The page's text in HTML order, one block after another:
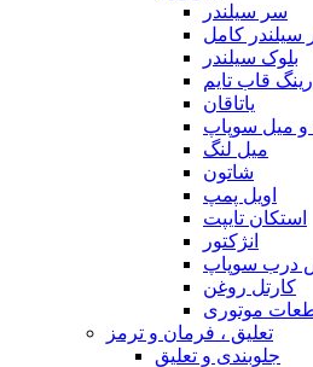
سر سیلندر
سیلندر کامل
بلوک سیلندر
قاب تایم
یاتاقان
میل سوپاپ
میل لنگ
شاتون
اویل پمپ
استکان تایپت
انژکتور
درب سوپاپ
کارتل روغن
موتوری
تعلیق ، فرمان و ترمز
جلوبندی و تعلیق